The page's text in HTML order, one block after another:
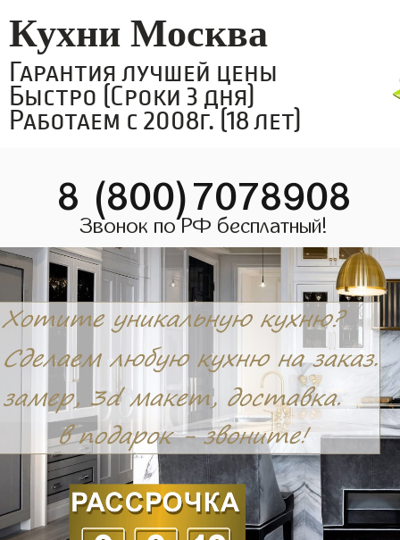
Кухни Москва
Гарантия лучшей цены
Быстро (Сроки 3 дня)
Работаем с 2008г. (18 лет)
8 (800)7078908
Звонок по РФ бесплатный!